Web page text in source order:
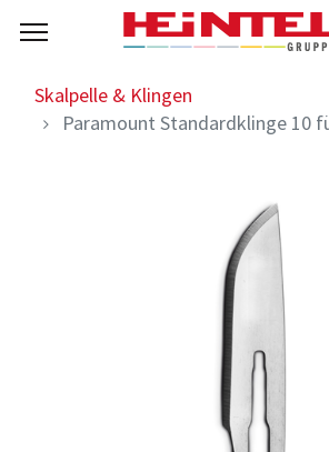
Skalpelle & Klingen
Paramount Standardklinge 10